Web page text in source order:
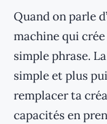
Quand on parle
machine qui
simple phrase.
simple et plus
remplacer ta
capacités en